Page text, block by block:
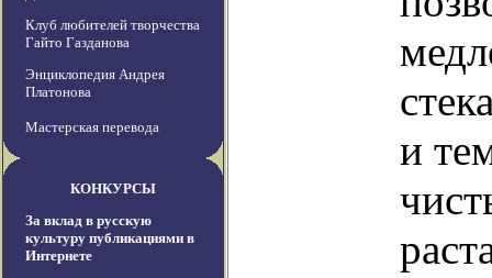
Клуб любителей творчества
Гайто Газданова
Энциклопедия Андрея
Платонова
Мастерская перевода
КОНКУРСЫ
За вклад в русскую
культуру публикациями в
Интернете
и